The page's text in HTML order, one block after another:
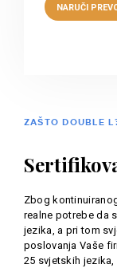
ZAŠTO DOUBLE
Zbog
realne potrebe da
jezika, a pri tom
poslovanja Vaše
25 svjetskih